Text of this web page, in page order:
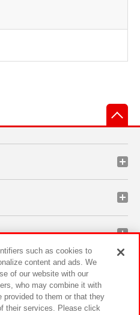
such as cookies to
content and ads. We
of our website with our
who may combine it with
provided to them or that they
their services. Please click